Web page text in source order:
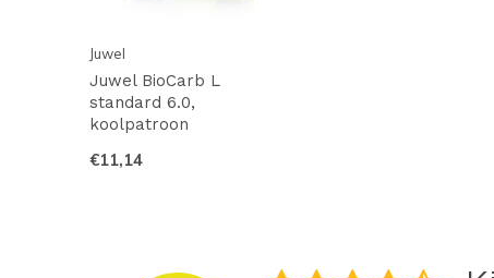
Juwel
Juwel BioCarb L
standard 6.0,
koolpatroon
€11,14